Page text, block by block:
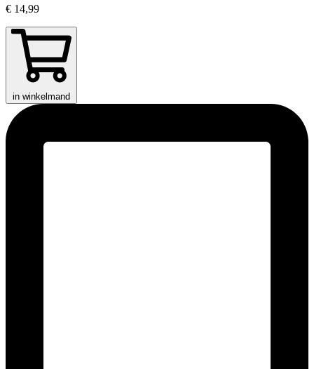
€ 14,99
in winkelmand